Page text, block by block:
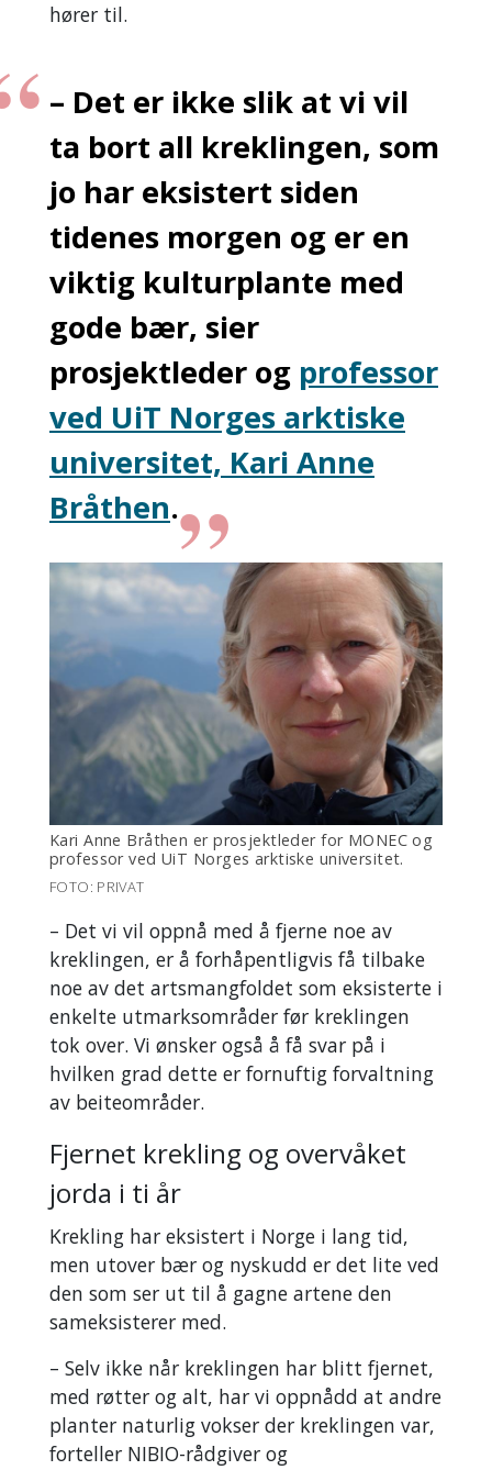
hører til.
– Det er ikke slik at vi vil
ta bort all kreklingen, som
jo har eksistert siden
tidenes morgen og er en
viktig kulturplante med
gode bær, sier
prosjektleder og professor
ved UiT Norges arktiske
universitet, Kari Anne
Bråthen.
Kari Anne Bråthen er prosjektleder for MONEC og
professor ved UiT Norges arktiske universitet.
FOTO: PRIVAT
– Det vi vil oppnå med å fjerne noe av
kreklingen, er å forhåpentligvis få tilbake
noe av det artsmangfoldet som eksisterte i
enkelte utmarksområder før kreklingen
tok over. Vi ønsker også å få svar på i
hvilken grad dette er fornuftig forvaltning
av beiteområder.
Fjernet krekling og overvåket
jorda i ti år
Krekling har eksistert i Norge i lang tid,
men utover bær og nyskudd er det lite ved
den som ser ut til å gagne artene den
sameksisterer med.
– Selv ikke når kreklingen har blitt fjernet,
med røtter og alt, har vi oppnådd at andre
planter naturlig vokser der kreklingen var,
forteller NIBIO-rådgiver og